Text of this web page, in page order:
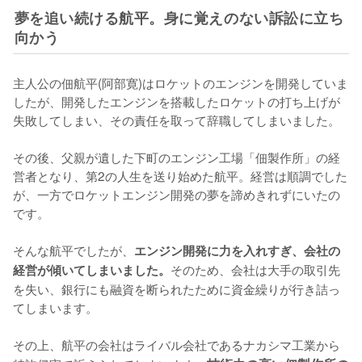
夢を追い続ける航平。身に覚えのない訴訟に立ち
向かう
主人公の佃航平(阿部寛)はロケットのエンジンを開発していま
したが、開発したエンジンを搭載したロケットの打ち上げが
失敗してしまい、その責任を取って辞職してしまいました。
その後、父親が遺した下町のエンジン工場「佃製作所」の経
営者となり、第2の人生を送り始めた航平。経営は順調でした
が、一方でロケットエンジン開発の夢を諦めきれずにいたの
です。
そんな航平でしたが、 エンジン開発に力を入れすぎ、会社の
経営が傾いてしまいました。 そのため、会社は大手の取引先
を失い、銀行にも融資を断られたために資金繰りが行き詰っ
てしまいます。
その上、航平の会社はライバル会社であるナカシマ工業から